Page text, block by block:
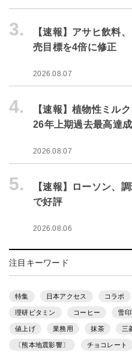
3.
【速報】アサヒ飲料
売目標を4倍に修正
2026.08.07
4.
【速報】植物性ミル
26年上期過去最高達成
2026.08.07
5.
【速報】ローソン、
で好評
2026.08.06
注目キーワード
特集 日本アクセス コラボ
理研ビタミン コーヒー 雪
値上げ 業務用 抹茶 三
〔熊本地震影響〕 チョコレート